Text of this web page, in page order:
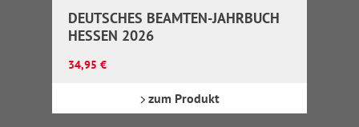
DEUTSCHES BEAMTEN-JAHRBUCH
HESSEN 2026
Regulärer Preis:
34,95 €
zum Produkt